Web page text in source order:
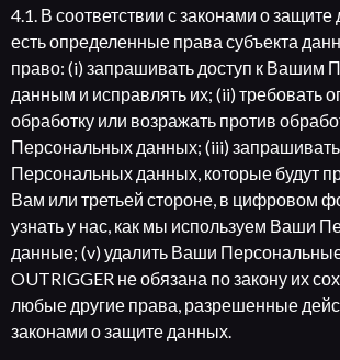
4.1. В соответствии с законами о
есть определенные права субъекта
право: (i) запрашивать доступ к Вашим
данным и исправлять их; (ii) требовать
обработку или возражать против
Персональных данных; (iii)
Персональных данных, которые будут
Вам или третьей стороне, в цифровом
узнать у нас, как мы используем Ваши
данные; (v) удалить Ваши
OUTRIGGER не обязана по закону их
любые другие права, разрешенные
законами о защите данных.